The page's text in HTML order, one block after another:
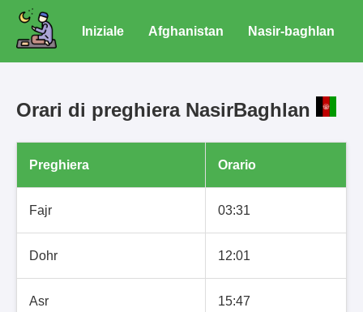
Iniziale Afghanistan Nasir-baghlan
Orari di preghiera NasirBaghlan
Preghiera Orario
Fajr 03:31
Dohr 12:01
Asr 15:47